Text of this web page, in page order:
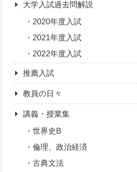
大学入試過去問解説
2020年度入試
2021年度入試
2022年度入試
推薦入試
教員の日々
講義・授業集
世界史B
倫理、政治経済
古典文法